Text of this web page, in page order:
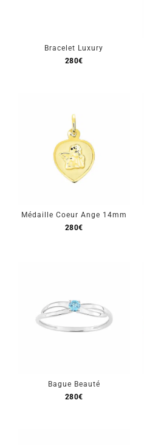
Bracelet Luxury
280€
Médaille Coeur Ange 14mm
280€
Bague Beauté
280€